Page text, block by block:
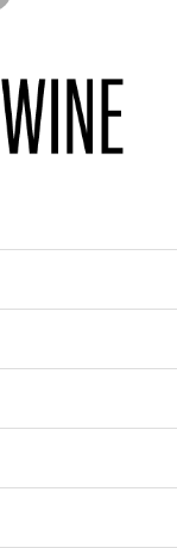
なければたど
な「猪（英語
ー、この畑の個
をもっと多く
遅く、夏は大
ズ・ヴュー
・ヴィン
ソノマ・
する